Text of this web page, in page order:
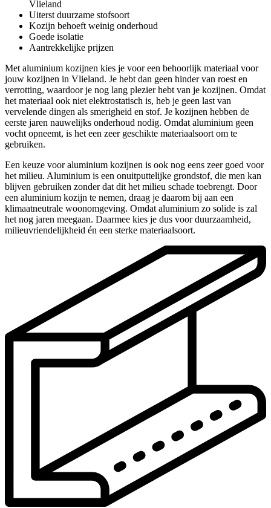
Vlieland
Uiterst duurzame stofsoort
Kozijn behoeft weinig onderhoud
Goede isolatie
Aantrekkelijke prijzen
Met aluminium kozijnen kies je voor een behoorlijk materiaal voor
jouw kozijnen in Vlieland. Je hebt dan geen hinder van roest en
verrotting, waardoor je nog lang plezier hebt van je kozijnen. Omdat
het materiaal ook niet elektrostatisch is, heb je geen last van
vervelende dingen als smerigheid en stof. Je kozijnen hebben de
eerste jaren nauwelijks onderhoud nodig. Omdat aluminium geen
vocht opneemt, is het een zeer geschikte materiaalsoort om te
gebruiken.
Een keuze voor aluminium kozijnen is ook nog eens zeer goed voor
het milieu. Aluminium is een onuitputtelijke grondstof, die men kan
blijven gebruiken zonder dat dit het milieu schade toebrengt. Door
een aluminium kozijn te nemen, draag je daarom bij aan een
klimaatneutrale woonomgeving. Omdat aluminium zo solide is zal
het nog jaren meegaan. Daarmee kies je dus voor duurzaamheid,
milieuvriendelijkheid én een sterke materiaalsoort.